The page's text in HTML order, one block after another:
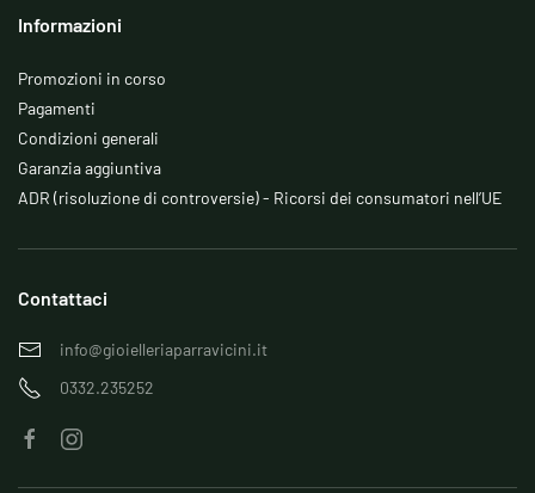
Informazioni
Promozioni in corso
Pagamenti
Condizioni generali
Garanzia aggiuntiva
ADR (risoluzione di controversie) - Ricorsi dei consumatori nell’UE
Contattaci
info@gioielleriaparravicini.it
0332.235252